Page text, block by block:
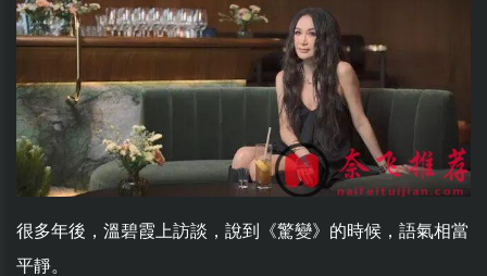
很多年後，溫碧霞上訪談，說到《驚變》的時候，語氣相當
平靜。